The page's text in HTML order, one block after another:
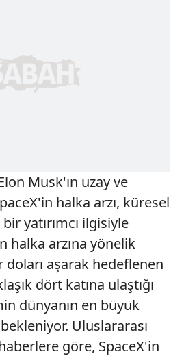
Musk'ın uzay ve
halka arzı, küresel
yatırımcı ilgisiyle
halka arzına yönelik
aşarak hedeflenen
dört katına ulaştığı
dünyanın en büyük
Uluslararası
göre, SpaceX'in